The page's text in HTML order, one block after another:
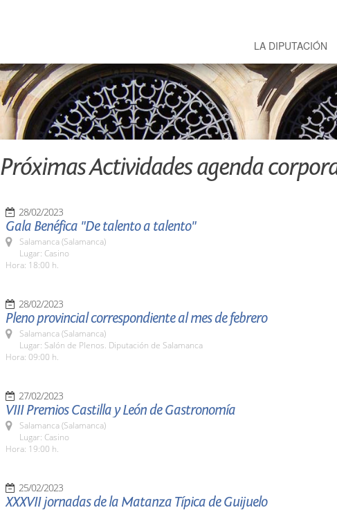
LA DIPUTACIÓN
Próximas Actividades agenda
28/02/2023
Gala Benéfica "De talento a talento"
Salamanca (Salamanca)
Lugar: Casino
Hora: 18:00 h.
28/02/2023
Pleno provincial correspondiente al mes de febrero
Salamanca (Salamanca)
Lugar: Salón de Plenos. Diputación de Salamanca
Hora: 09:00 h.
27/02/2023
VIII Premios Castilla y León de Gastronomía
Salamanca (Salamanca)
Lugar: Casino
Hora: 19:00 h.
25/02/2023
XXXVII jornadas de la Matanza Típica de Guijuelo